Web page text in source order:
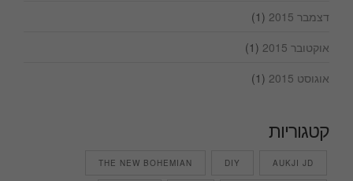
דצמבר 2015
(1)
אוקטובר 2015
(1)
אוגוסט 2015
(1)
קטגוריות
AUKJI JD
DIY
THE NEW BOHEMIAN